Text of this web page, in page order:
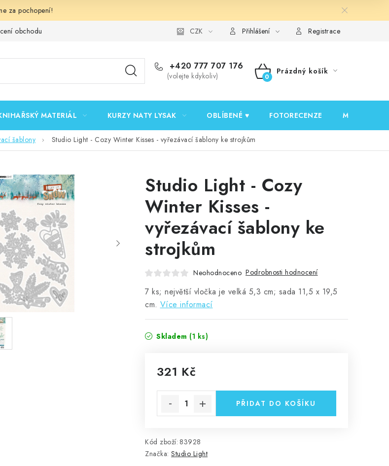
za pochopení!
obchodu Podmínky ochrany osobních údajů Ověřování recenzí
CZK Přihlášení Registrace
+420 777 707 176
(volejte kdykoliv)
NÁKUPNÍ
Prázdný košík
MATERIÁL KURZY NATY LYSAK OBLÍBENÉ ♥️ FOTORECENZE MOJE
šablony Studio Light - Cozy Winter Kisses - vyřezávací šablony ke strojkům
Studio Light - Cozy
Winter Kisses -
vyřezávací šablony ke
strojkům
Neohodnoceno Podrobnosti hodnocení
7 ks; největší vločka je velká 5,3 cm; sada 11,5 x 19,5
cm. Více informací
Skladem (1 ks)
321 Kč
PŘIDAT DO KOŠÍKU
Kód zboží: 83928
Značka: Studio Light